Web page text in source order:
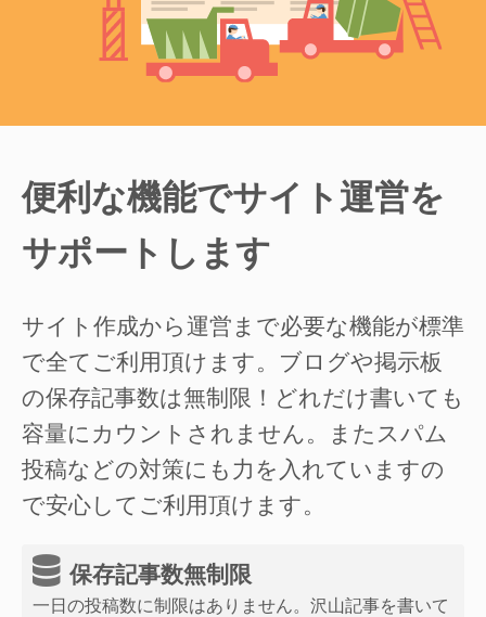
便利な機能でサイト運営を
サポートします
サイト作成から運営まで必要な機能が標準
で全てご利用頂けます。ブログや掲示板
の保存記事数は無制限！どれだけ書いても
容量にカウントされません。またスパム
投稿などの対策にも力を入れていますの
で安心してご利用頂けます。
保存記事数無制限
一日の投稿数に制限はありません。沢山記事を書いて